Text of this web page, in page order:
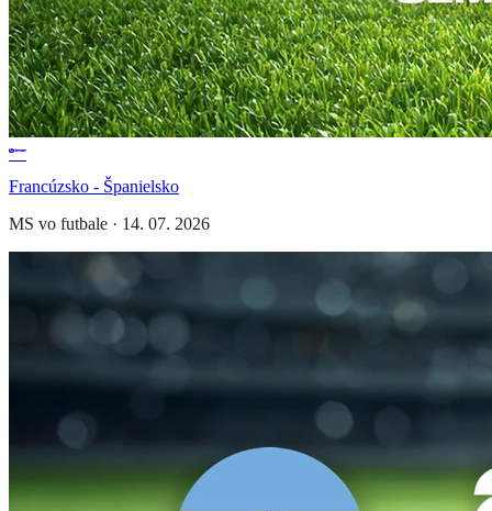
Francúzsko - Španielsko
MS vo futbale · 14. 07. 2026